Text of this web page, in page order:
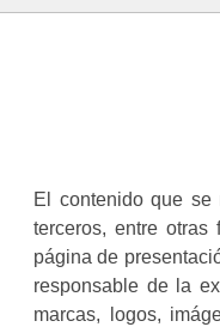
El contenido que se
terceros, entre
página de
responsable de la
marcas, logos,